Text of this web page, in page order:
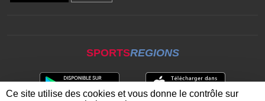
SPORTSREGIONS
Ce site utilise des cookies et vous donne le contrôle sur